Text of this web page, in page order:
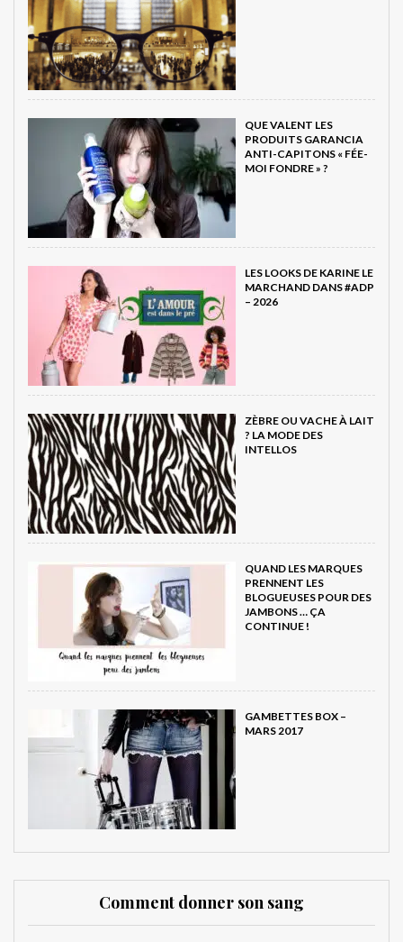
QUE VALENT LES
PRODUITS GARANCIA
ANTI-CAPITONS « FÉE-
MOI FONDRE » ?
LES LOOKS DE KARINE LE
MARCHAND DANS #ADP
– 2026
ZÈBRE OU VACHE À LAIT
? LA MODE DES
INTELLOS
QUAND LES MARQUES
PRENNENT LES
BLOGUEUSES POUR DES
JAMBONS … ÇA
CONTINUE !
GAMBETTES BOX –
MARS 2017
Comment donner son sang